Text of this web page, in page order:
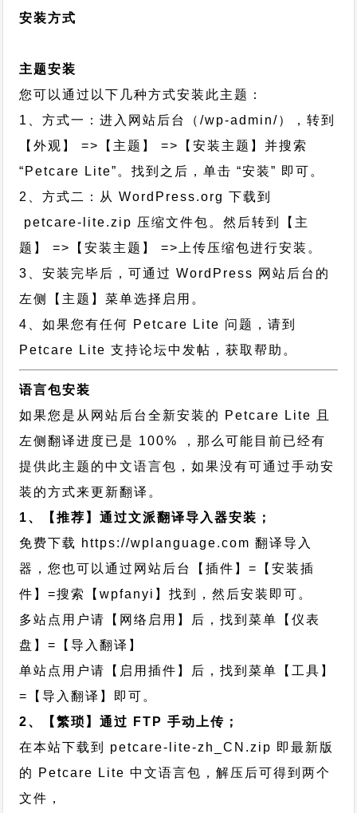
安装方式
主题安装
您可以通过以下几种方式安装此主题：
1、方式一：进入网站后台（/wp-admin/），转到
【外观】 =>【主题】 =>【安装主题】并搜索
“Petcare Lite”。找到之后，单击 “安装” 即可。
2、方式二：从 WordPress.org 下载到
petcare-lite.zip 压缩文件包。然后转到【主
题】 =>【安装主题】 =>上传压缩包进行安装。
3、安装完毕后，可通过 WordPress 网站后台的
左侧【主题】菜单选择启用。
4、如果您有任何 Petcare Lite 问题，请到
Petcare Lite 支持论坛中发帖，获取帮助。
语言包安装
如果您是从网站后台全新安装的 Petcare Lite 且
左侧翻译进度已是 100% ，那么可能目前已经有
提供此主题的中文语言包，如果没有可通过手动安
装的方式来更新翻译。
1、【推荐】通过文派翻译导入器安装；
免费下载 https://wplanguage.com 翻译导入
器，您也可以通过网站后台【插件】=【安装插
件】=搜索【wpfanyi】找到，然后安装即可。
多站点用户请【网络启用】后，找到菜单【仪表
盘】=【导入翻译】
单站点用户请【启用插件】后，找到菜单【工具】
=【导入翻译】即可。
2、【繁琐】通过 FTP 手动上传；
在本站下载到 petcare-lite-zh_CN.zip 即最新版
的 Petcare Lite 中文语言包，解压后可得到两个
文件，